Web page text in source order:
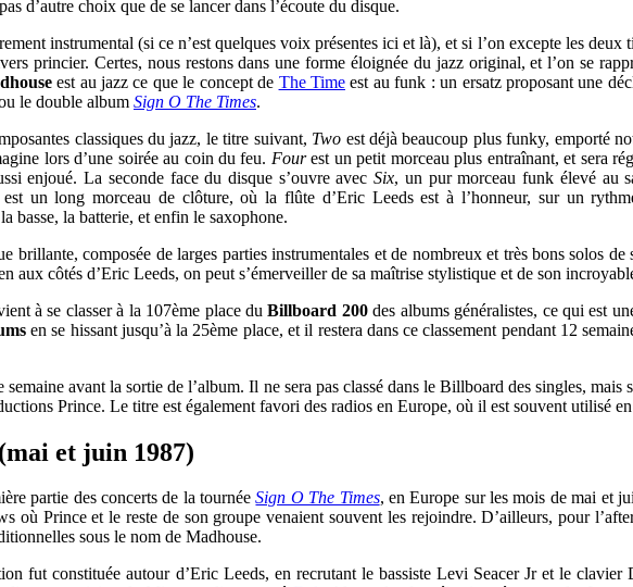
d’autre choix que de se lancer dans l’écoute du disque.
instrumental (si ce n’est quelques voix présentes ici et là), et si l’on excepte les deux
princier. Certes, nous restons dans une forme éloignée du jazz original, et l’on se
est au jazz ce que le concept de The Timeest au funk : un ersatz proposant une
le double album Sign O The Times.
classiques du jazz, le titre suivant, Two est déjà beaucoup plus funky, emporté
lors d’une soirée au coin du feu. Fourest un petit morceau plus entraînant, et sera
enjoué. La seconde face du disque s’ouvre avecSix, un pur morceau funk élevé au
un long morceau de clôture, où la flûte d’Eric Leeds est à l’honneur, sur un
basse, la batterie, et enfin le saxophone.
brillante, composée de larges parties instrumentales et de nombreux et très bons solos
aux côtés d’Eric Leeds, on peut s’émerveiller de sa maîtrise stylistique et de son
à se classer à la 107ème place duBillboard 200des albums généralistes, ce qui est
en se hissant jusqu’à la 25ème place, et il restera dans ce classement pendant 12
avant la sortie de l’album. Il ne sera pas classé dans le Billboard des singles,
Prince. Le titre est également favori des radios en Europe, où il est souvent utilisé
et juin 1987)
partie des concerts de la tournéeSign O The Times, en Europe sur les mois de mai et
où Prince et le reste de son groupe venaient souvent les rejoindre. D’ailleurs, pour
sous le nom de Madhouse.
fut constituée autour d’Eric Leeds, en recrutant le bassiste Levi Seacer Jret le clavier